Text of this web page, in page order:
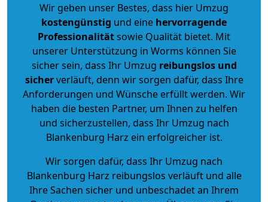
Wir geben unser Bestes, dass hier Umzug
kostengünstig und eine hervorragende
Professionalitätsowie Qualität bietet. Mit
unserer Unterstützung in Worms können Sie
sicher sein, dass Ihr Umzug reibungslos und
sicherverläuft, denn wir sorgen dafür, dass Ihre
Anforderungen und Wünsche erfüllt werden. Wir
haben die besten Partner, um Ihnen zu helfen
und sicherzustellen, dass Ihr Umzug nach
Blankenburg Harz ein erfolgreicher ist.
Wir sorgen dafür, dass Ihr Umzug nach
Blankenburg Harz reibungslos verläuft und alle
Ihre Sachen sicher und unbeschadet an Ihrem